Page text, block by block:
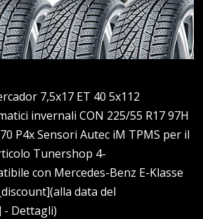
7,5x17 ET 40 5x112
invernali CON 225/55 R17 97H
P4x Sensori Autec iM TPMS per il
Tunershop 4-
con Mercedes-Benz E-Klasse
data del
- Dettagli)